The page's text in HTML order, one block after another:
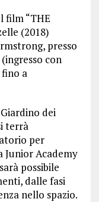
film “THE
(2018)
presso
con
a
dei
terrà
per
Junior Academy
possibile
dalle fasi
nello spazio.